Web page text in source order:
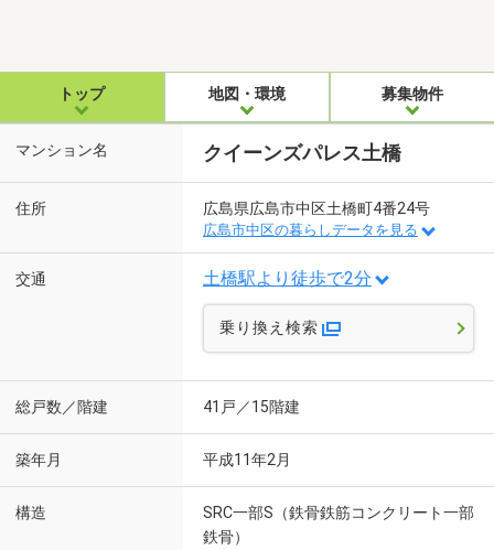
トップ 地図・環境 募集物件
マンション名 クイーンズパレス土橋
住所 広島県広島市中区土橋町4番24号
広島市中区の暮らしデータを見る
交通 土橋駅より徒歩で2分
乗り換え検索
総戸数／階建 41戸／15階建
築年月 平成11年2月
構造
SRC一部S（鉄骨鉄筋コンクリート一部
鉄骨）